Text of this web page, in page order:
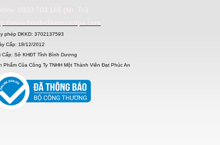
0933 703 165 (Mr. Trí)
www.thietbidiennuocdpa.com
phép DKKD: 3702137593
Cấp: 18/12/2012
Cấp: Sở KHĐT Tỉnh Bình Dương
Phẩm Của Công Ty TNHH Một Thành Viên Đạt Phúc An